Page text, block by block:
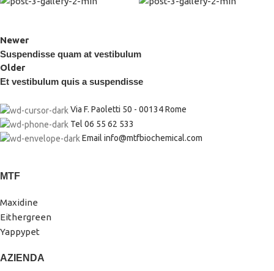
Newer
Suspendisse quam at vestibulum
Older
Et vestibulum quis a suspendisse
Via F. Paoletti 50 - 00134 Rome
Tel 06 55 62 533
Email info@mtfbiochemical.com
MTF
Maxidine
Eithergreen
Yappypet
AZIENDA